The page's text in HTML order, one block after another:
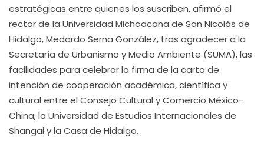
estratégicas entre quienes los suscriben, afirmó el
rector de la Universidad Michoacana de San Nicolás de
Hidalgo, Medardo Serna González, tras agradecer a la
Secretaría de Urbanismo y Medio Ambiente (SUMA), las
facilidades para celebrar la firma de la carta de
intención de cooperación académica, científica y
cultural entre el Consejo Cultural y Comercio México-
China, la Universidad de Estudios Internacionales de
Shangai y la Casa de Hidalgo.